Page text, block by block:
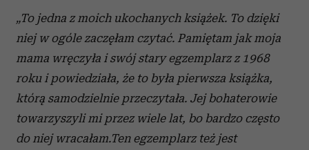
„To jedna z moich ukochanych książek. To dzięki
niej w ogóle zaczęłam czytać. Pamiętam jak moja
mama wręczyła i swój stary egzemplarz z 1968
roku i powiedziała, że to była pierwsza książka,
którą samodzielnie przeczytała. Jej bohaterowie
towarzyszyli mi przez wiele lat, bo bardzo często
do niej wracałam.Ten egzemplarz też jest